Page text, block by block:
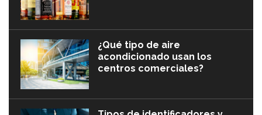
¿Qué tipo de aire
acondicionado usan los
centros comerciales?